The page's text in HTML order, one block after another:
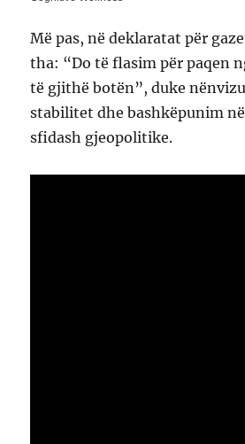
Më pas, në deklaratat për
tha: “Do të flasim për paqen
të gjithë botën”, duke
stabilitet dhe bashkëpunim
sfidash gjeopolitike.